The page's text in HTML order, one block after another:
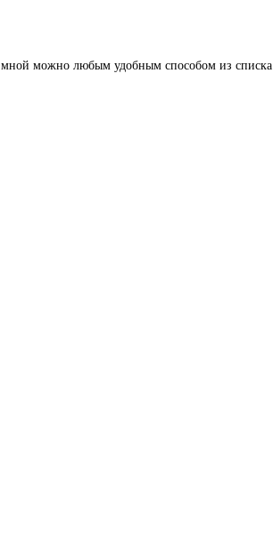
мной можно любым удобным способом из